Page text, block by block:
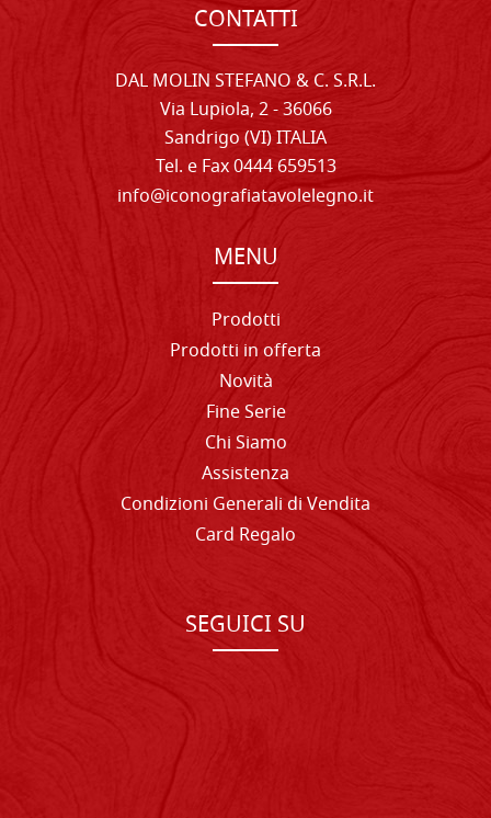
CONTATTI
DAL MOLIN STEFANO & C. S.R.L.
Via Lupiola, 2 - 36066
Sandrigo (VI) ITALIA
Tel. e Fax 0444 659513
info@iconografiatavolelegno.it
MENU
Prodotti
Prodotti in offerta
Novità
Fine Serie
Chi Siamo
Assistenza
Condizioni Generali di Vendita
Card Regalo
SEGUICI SU